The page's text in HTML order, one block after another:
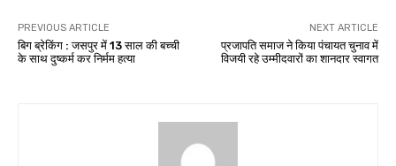
PREVIOUS ARTICLE
बिग ब्रेकिंग : जसपुर में 13 साल की बच्ची
के साथ दुष्कर्म कर निर्मम हत्या
NEXT ARTICLE
प्रजापति समाज ने किया पंचायत चुनाव में
विजयी रहे उम्मीदवारों का शानदार स्वागत